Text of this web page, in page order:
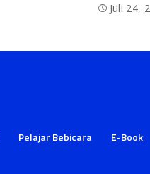
Juli 24,
Pelajar Bebicara E-Book